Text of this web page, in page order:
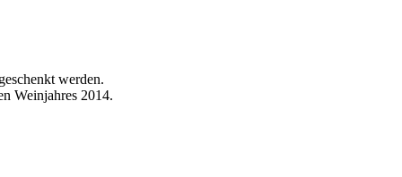
werden.
Weinjahres 2014.